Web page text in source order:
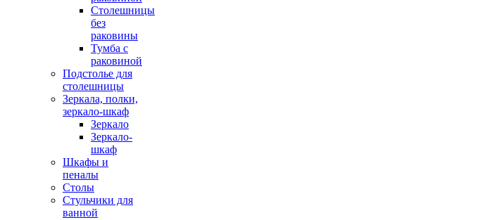
Столешницы
без
раковины
Тумба с
раковиной
Подстолье для
столешницы
Зеркала, полки,
зеркало-шкаф
Зеркало
Зеркало-
шкаф
Шкафы и
пеналы
Столы
Стульчики для
ванной